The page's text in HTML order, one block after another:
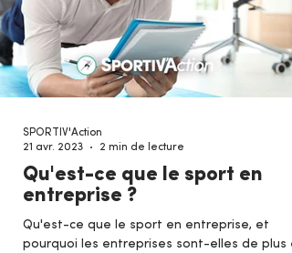
Qu'est-ce que le sport en
entreprise ?
Qu'est-ce que le sport en entreprise, et
pourquoi les entreprises sont-elles de plus
SPORTIV'Action
21 avr. 2023
2 min de lecture